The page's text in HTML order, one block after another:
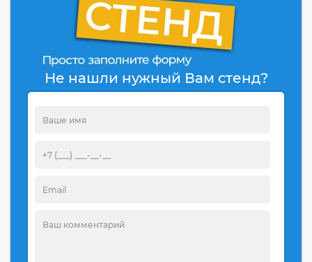
Не нашли нужный Вам стенд?